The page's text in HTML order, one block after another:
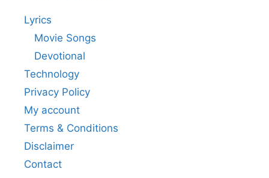
Lyrics
Movie Songs
Devotional
Technology
Privacy Policy
My account
Terms & Conditions
Disclaimer
Contact